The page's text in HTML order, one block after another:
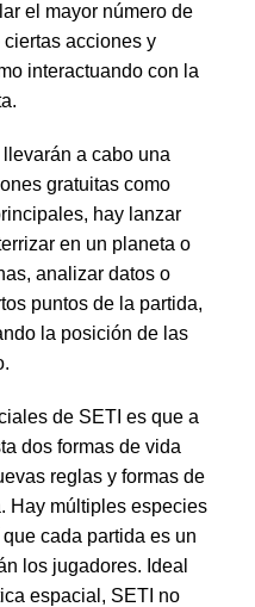
el mayor número de
acciones y
interactuando con la
a cabo una
gratuitas como
hay lanzar
en un planeta o
analizar datos o
puntos de la partida,
la posición de las
de SETI es que a
dos formas de vida
reglas y formas de
Hay múltiples especies
cada partida es un
los jugadores. Ideal
espacial, SETI no